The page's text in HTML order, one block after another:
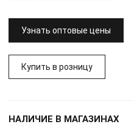
Узнать оптовые цены
Купить в розницу
НАЛИЧИЕ В МАГАЗИНАХ